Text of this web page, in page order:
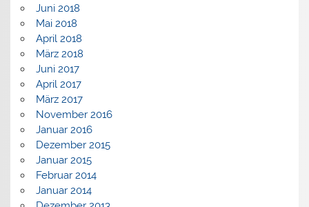
Juni 2018
Mai 2018
April 2018
März 2018
Juni 2017
April 2017
März 2017
November 2016
Januar 2016
Dezember 2015
Januar 2015
Februar 2014
Januar 2014